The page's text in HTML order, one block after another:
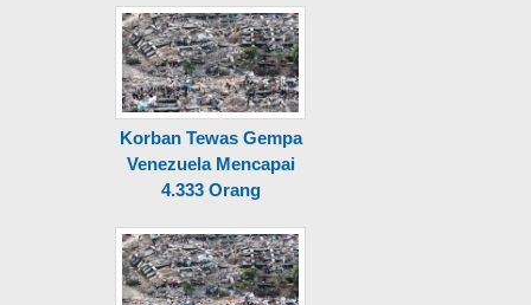
Korban Tewas Gempa
Venezuela Mencapai
4.333 Orang